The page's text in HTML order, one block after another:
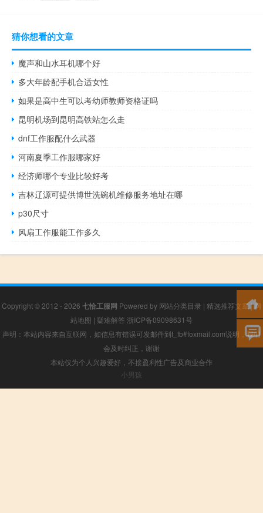
猜你想看的文章
魔声和山水耳机哪个好
多大年龄配手机合适女性
如果是高中生可以考幼师教师资格证吗
昆明机场到昆明高铁站怎么走
dnf工作服配什么武器
河南夏季工作服哪家好
经济师哪个专业比较好考
吉林辽源可提供博世洗碗机维修服务地址在哪
p30尺寸
风扇工作服能工作多久
Copyright © 2012 - 2026 七恰工服网 Powered by 网站分类目录 | 精选推荐文章|网
站地图 | 疑难解答 浙ICP备09098631号
声明：本站内容来自互联网，如信息有错误可发邮件到f_fb#foxmail.com说明，我们
会及时纠正，谢谢
本站仅为个人兴趣爱好，不接盈利性广告及商业合作
小男孩